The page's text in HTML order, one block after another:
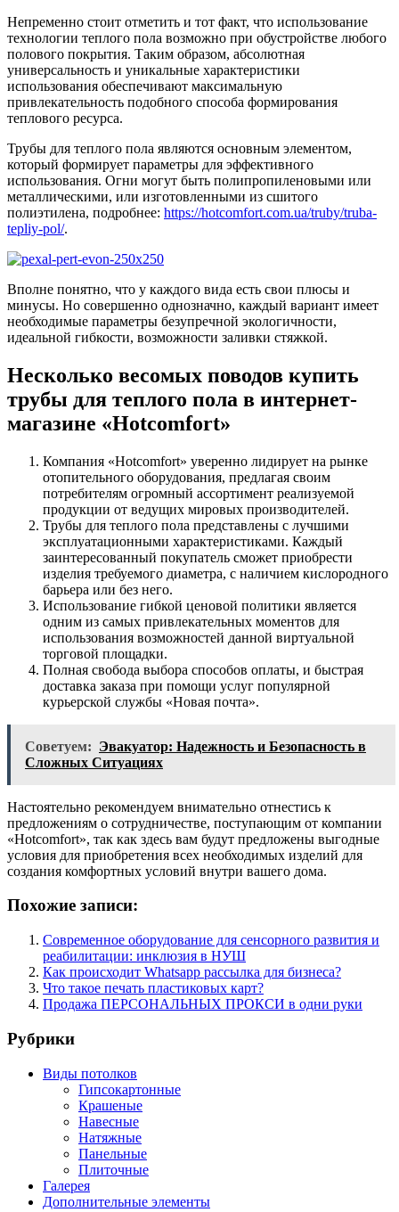
Непременно стоит отметить и тот факт, что использование
технологии теплого пола возможно при обустройстве любого
полового покрытия. Таким образом, абсолютная
универсальность и уникальные характеристики
использования обеспечивают максимальную
привлекательность подобного способа формирования
теплового ресурса.
Трубы для теплого пола являются основным элементом,
который формирует параметры для эффективного
использования. Огни могут быть полипропиленовыми или
металлическими, или изготовленными из сшитого
полиэтилена, подробнее: https://hotcomfort.com.ua/truby/truba-
tepliy-pol/.
Вполне понятно, что у каждого вида есть свои плюсы и
минусы. Но совершенно однозначно, каждый вариант имеет
необходимые параметры безупречной экологичности,
идеальной гибкости, возможности заливки стяжкой.
Несколько весомых поводов купить
трубы для теплого пола в интернет-
магазине «Hotcomfort»
Компания «Hotcomfort» уверенно лидирует на рынке
отопительного оборудования, предлагая своим
потребителям огромный ассортимент реализуемой
продукции от ведущих мировых производителей.
Трубы для теплого пола представлены с лучшими
эксплуатационными характеристиками. Каждый
заинтересованный покупатель сможет приобрести
изделия требуемого диаметра, с наличием кислородного
барьера или без него.
Использование гибкой ценовой политики является
одним из самых привлекательных моментов для
использования возможностей данной виртуальной
торговой площадки.
Полная свобода выбора способов оплаты, и быстрая
доставка заказа при помощи услуг популярной
курьерской службы «Новая почта».
Советуем: Эвакуатор: Надежность и Безопасность в
Сложных Ситуациях
Настоятельно рекомендуем внимательно отнестись к
предложениям о сотрудничестве, поступающим от компании
«Hotcomfort», так как здесь вам будут предложены выгодные
условия для приобретения всех необходимых изделий для
создания комфортных условий внутри вашего дома.
Похожие записи:
Современное оборудование для сенсорного развития и
реабилитации: инклюзия в НУШ
Как происходит Whatsapp рассылка для бизнеса?
Что такое печать пластиковых карт?
Продажа ПЕРСОНАЛЬНЫХ ПРОКСИ в одни руки
Рубрики
Виды потолков
Гипсокартонные
Крашеные
Навесные
Натяжные
Панельные
Плиточные
Галерея
Дополнительные элементы